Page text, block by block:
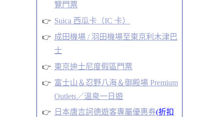
覽門票
Suica 西瓜卡（IC 卡）
成田機場 / 羽田機場至東京利木津巴
士
東京迪士尼度假區門票
富士山＆忍野八海＆御殿場 Premium
Outlets／溫泉一日遊
日本唐吉訶德遊客專屬優惠券(折扣